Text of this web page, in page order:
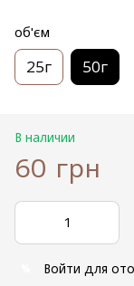
об'єм
25г 50г
В наличии
60 грн
Войти для